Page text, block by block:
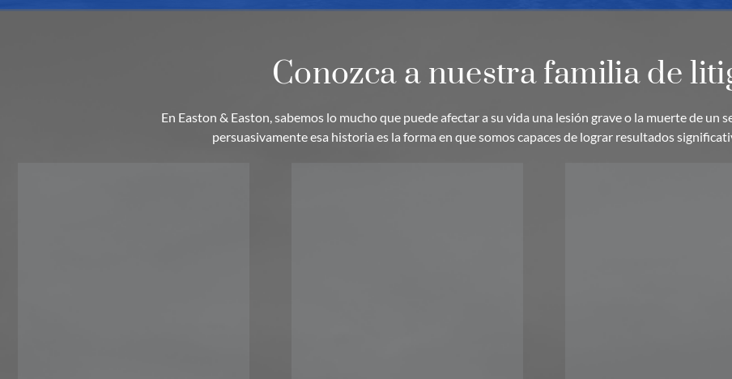
Conozca a nuestra familia de
En Easton & Easton, sabemos lo mucho que puede afectar a su vida una lesión grave o la muerte de un
persuasivamente esa historia es la forma en que somos capaces de lograr resultados